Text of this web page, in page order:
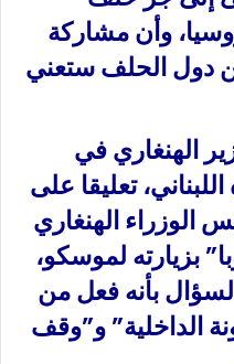
وأن مشاركة
دول الحلف ستعني
الهنغاري في
تعليقا على
الوزراء الهنغاري
بزيارته لموسكو،
بأنه فعل من
الداخلية” و”وقف